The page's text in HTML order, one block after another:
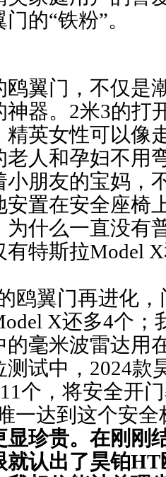
的“铁粉”。
鸥翼门，不仅是
神器。2米3的打
精英女性可以像
老人和孕妇不用
小朋友的宝妈，
安置在安全座椅
什么一直没有
有特斯拉Model
鸥翼门再进化
X还多4个；
的毫米波雷达用
测试中，2024款
个，将安全开
一达到这个安
显珍贵。在刚刚
就认出了昊铂